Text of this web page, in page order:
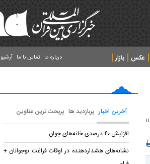
عکس
بازار
آرشیو تماس با ما درباره ما
آخرین اخبار پربازدید ها پربحث ترین عناوین
افزایش ۴۰ درصدی خانه‌های جوان
نشانه‌های هشداردهنده در اوقات فراغت نوجوانان +